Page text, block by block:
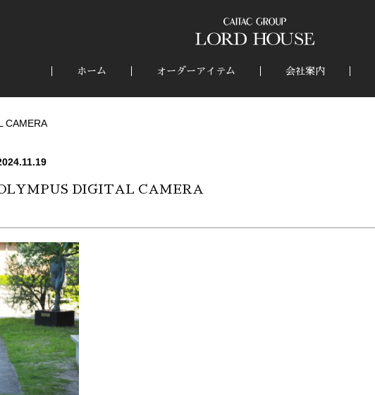
ホーム オーダーアイテム 会社案内
CAMERA
DIGITAL CAMERA